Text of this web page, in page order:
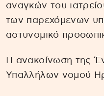
αναγκών του
των παρεχόμενων
αστυνομικό
Η ανακοίνωση της
Υπαλλήλων νομού